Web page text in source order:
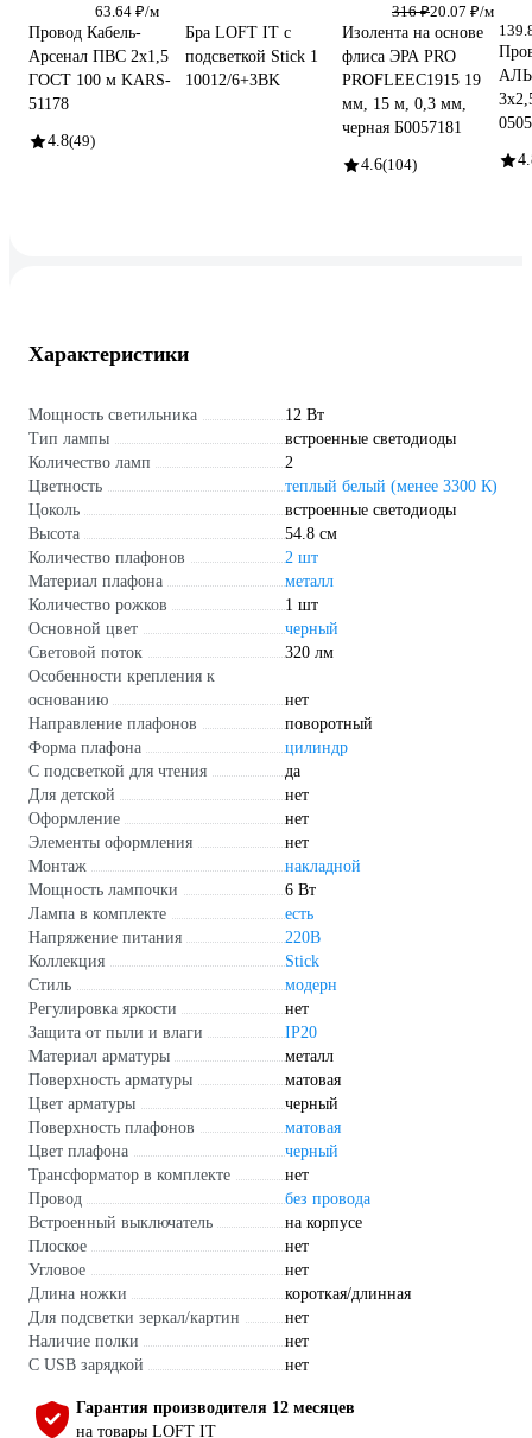
63.64 ₽/м
Провод Кабель-
Арсенал ПВС 2х1,5
ГОСТ 100 м KARS-
51178
4.8(49)
Бра LOFT IT с
подсветкой Stick 1
10012/6+3BK
316 ₽20.07 ₽/м
Изолента на основе
флиса ЭРА PRO
PROFLEEC1915 19
мм, 15 м, 0,3 мм,
черная Б0057181
4.6(104)
Характеристики
Мощность светильника
12 Вт
Тип лампы
встроенные светодиоды
Количество ламп
2
Цветность
теплый белый (менее 3300 К)
Цоколь
встроенные светодиоды
Высота
54.8 см
Количество плафонов
2 шт
Материал плафона
металл
Количество рожков
1 шт
Основной цвет
черный
Световой поток
320 лм
Особенности крепления к
основанию
нет
Направление плафонов
поворотный
Форма плафона
цилиндр
С подсветкой для чтения
да
Для детской
нет
Оформление
нет
Элементы оформления
нет
Монтаж
накладной
Мощность лампочки
6 Вт
Лампа в комплекте
есть
Напряжение питания
220В
Коллекция
Stick
Стиль
модерн
Регулировка яркости
нет
Защита от пыли и влаги
IP20
Материал арматуры
металл
Поверхность арматуры
матовая
Цвет арматуры
черный
Поверхность плафонов
матовая
Цвет плафона
черный
Трансформатор в комплекте
нет
Провод
без провода
Встроенный выключатель
на корпусе
Плоское
нет
Угловое
нет
Длина ножки
короткая/длинная
Для подсветки зеркал/картин
нет
Наличие полки
нет
С USB зарядкой
нет
Гарантия производителя 12 месяцев
на товары LOFT IT